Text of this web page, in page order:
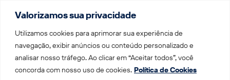
Valorizamos sua privacidade
Utilizamos cookies para aprimorar sua experiência de
navegação, exibir anúncios ou conteúdo personalizado e
analisar nosso tráfego. Ao clicar em “Aceitar todos”, você
concorda com nosso uso de cookies. Política de Cookies
Home | Companhias | Deutsche Bahn